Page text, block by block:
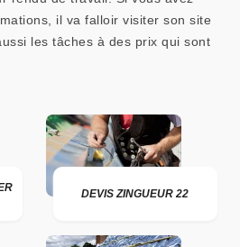
il va falloir visiter son site
les tâches à des prix qui sont
DEVIS ZINGUEUR 22